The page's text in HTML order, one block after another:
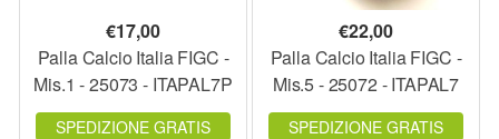
€17,00
Palla Calcio Italia FIGC -
Mis.1 - 25073 - ITAPAL7P
SPEDIZIONE GRATIS
€22,00
Palla Calcio Italia FIGC -
Mis.5 - 25072 - ITAPAL7
SPEDIZIONE GRATIS